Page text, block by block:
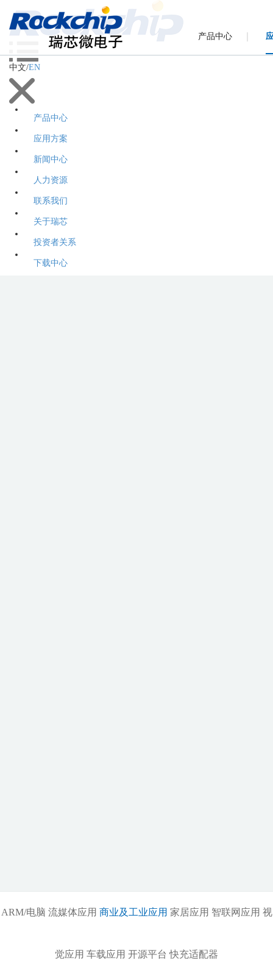
产品中心
中文/EN
产品中心
应用方案
新闻中心
人力资源
联系我们
关于瑞芯
投资者关系
下载中心
ARM/电脑 流媒体应用 商业及工业应用 家居应用 智联网应用 视
觉应用 车载应用 开源平台 快充适配器